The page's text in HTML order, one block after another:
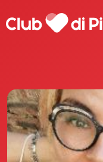
Scopri Club
Le